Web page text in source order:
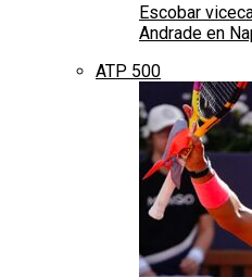
Escobar
Andrade en
ATP 500